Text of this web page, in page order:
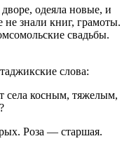
одеяла новые, и
знали книг, грамоты.
свадьбы.
слова:
села косным, тяжелым,
Роза — старшая.